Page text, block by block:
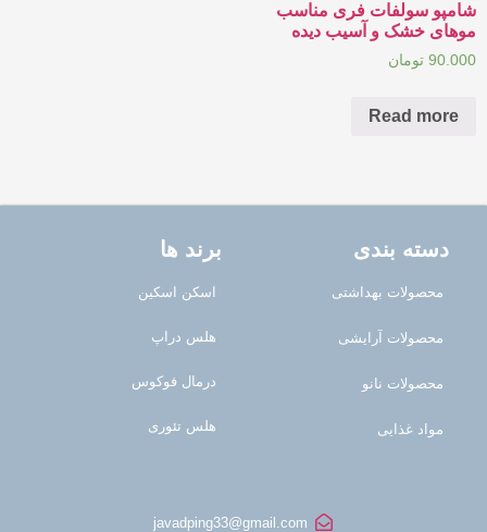
شامپو سولفات فری مناسب
موهای خشک و آسیب دیده
90.000 تومان
Read more
دسته بندی
محصولات بهداشتی
محصولات آرایشی
محصولات نانو
مواد غذایی
برند ها
اسکن اسکین
هلس دراپ
درمال فوکوس
هلس تئوری
javadping33@gmail.com